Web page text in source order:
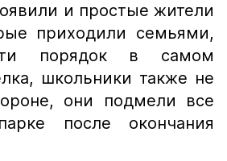
и простые жители
приходили семьями,
порядок в самом
школьники также не
они подмели все
после окончания